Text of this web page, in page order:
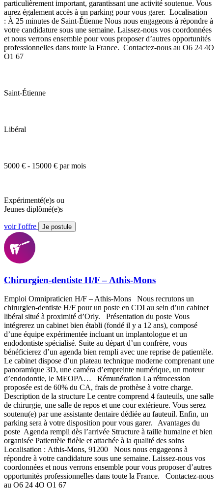
particulièrement important, garantissant une activité soutenue. Vous
aurez également accès à un parking pour vous garer. Localisation
: À 25 minutes de Saint-Étienne Nous nous engageons à répondre à
votre candidature sous une semaine. Laissez-nous vos coordonnées
et nous verrons ensemble pour vous proposer d’autres opportunités
professionnelles dans toute la France. Contactez-nous au O6 24 4O
O1 67
Saint-Étienne
Libéral
5000 € - 15000 € par mois
Expérimenté(e)s ou
Jeunes diplômé(e)s
voir l'offre Je postule
Chirurgien-dentiste H/F – Athis-Mons
Emploi Omnipraticien H/F – Athis-Mons Nous recrutons un
chirurgien-dentiste H/F pour un poste en CDI au sein d’un cabinet
libéral situé à proximité d’Orly. Présentation du poste Vous
intégrerez un cabinet bien établi (fondé il y a 12 ans), composé
d’une équipe expérimentée incluant un implantologue et un
endodontiste spécialisé. Suite au départ d’un confrère, vous
bénéficierez d’un agenda bien rempli avec une reprise de patientèle.
Le cabinet dispose d’un plateau technique moderne comprenant une
panoramique 3D, une caméra d’empreinte numérique, un moteur
d’endodontie, le MEOPA… Rémunération La rétrocession
proposée est de 60% du CA, frais de prothèse à votre charge.
Description de la structure Le centre comprend 4 fauteuils, une salle
de chirurgie, une salle de repos et une cour extérieure. Vous serez
soutenu(e) par une assistante dentaire dédiée au fauteuil. Enfin, un
parking sera à votre disposition pour vous garer. Avantages du
poste Agenda rempli dès l’arrivée Structure à taille humaine et bien
organisée Patientèle fidèle et attachée à la qualité des soins
Localisation : Athis-Mons, 91200 Nous nous engageons à
répondre à votre candidature sous une semaine. Laissez-nous vos
coordonnées et nous verrons ensemble pour vous proposer d’autres
opportunités professionnelles dans toute la France. Contactez-nous
au O6 24 4O O1 67